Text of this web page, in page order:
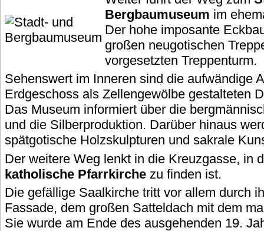
Bergbaumuseum im
Der hohe imposante
großen neugotischen
vorgesetzten Treppenturm.
Sehenswert im Inneren sind die aufwändige
Erdgeschoss als Zellengewölbe gestalteten
Das Museum informiert über die
und die Silberproduktion. Darüber hinaus
spätgotische Holzskulpturen und sakrale
Der weitere Weg lenkt in die Kreuzgasse, in
katholische Pfarrkirche zu finden ist.
Die gefällige Saalkirche tritt vor allem durch
Fassade, dem großen Satteldach mit dem
Sie wurde am Ende des ausgehenden 19.